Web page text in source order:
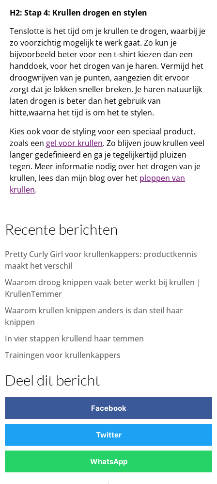
H2: Stap 4: Krullen drogen en stylen
Tenslotte is het tijd om je krullen te drogen, waarbij je
zo voorzichtig mogelijk te werk gaat. Zo kun je
bijvoorbeeld beter voor een t-shirt kiezen dan een
handdoek, voor het drogen van je haren. Vermijd het
droogwrijven van je punten, aangezien dit ervoor
zorgt dat je lokken sneller breken. Je haren natuurlijk
laten drogen is beter dan het gebruik van
hitte,waarna het tijd is om het te stylen.
Kies ook voor de styling voor een speciaal product,
zoals een gel voor krullen. Zo blijven jouw krullen veel
langer gedefinieerd en ga je tegelijkertijd pluizen
tegen. Meer informatie nodig over het drogen van je
krullen, lees dan mijn blog over het ploppen van
krullen.
Recente berichten
Pretty Curly Girl voor krullenkappers: productkennis
maakt het verschil
Waarom droog knippen vaak beter werkt bij krullen |
KrullenTemmer
Waarom krullen knippen anders is dan steil haar
knippen
In vier stappen krullend haar temmen
Trainingen voor krullenkappers
Deel dit bericht
Facebook
Twitter
WhatsApp